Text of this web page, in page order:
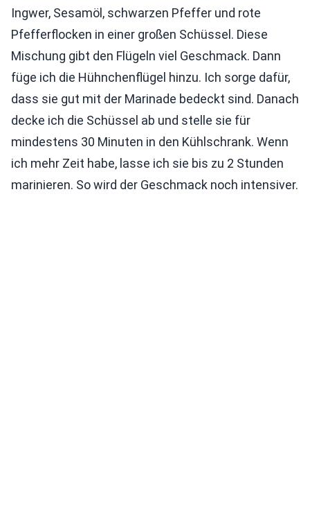
Ingwer, Sesamöl, schwarzen Pfeffer und rote
Pfefferflocken in einer großen Schüssel. Diese
Mischung gibt den Flügeln viel Geschmack. Dann
füge ich die Hühnchenflügel hinzu. Ich sorge dafür,
dass sie gut mit der Marinade bedeckt sind. Danach
decke ich die Schüssel ab und stelle sie für
mindestens 30 Minuten in den Kühlschrank. Wenn
ich mehr Zeit habe, lasse ich sie bis zu 2 Stunden
marinieren. So wird der Geschmack noch intensiver.